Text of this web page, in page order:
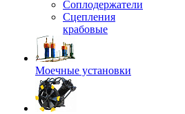
Соплодержатели
Сцепления
крабовые
Моечные установки